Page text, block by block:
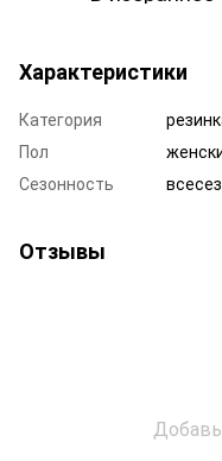
Характеристики
Категория
Пол
Сезонность
Отзывы